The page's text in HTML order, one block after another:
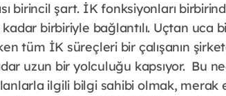
birincil şart. İK fonksiyonları
birbiriyle bağlantılı. Uçtan uca
tüm İK süreçleri bir çalışanın şirkete
uzun bir yolculuğu kapsıyor. Bu
ilgili bilgi sahibi olmak,